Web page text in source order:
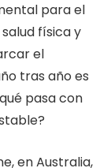
para el
física y
el
tras año es
pasa con
en Australia,